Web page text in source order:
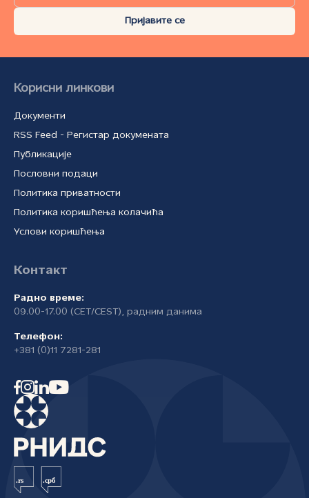
Пријавите се
Корисни линкови
Документи
RSS Feed - Регистар докумената
Публикације
Пословни подаци
Политика приватности
Политика коришћења колачића
Услови коришћења
Контакт
Радно време:
09.00-17.00 (CET/CEST), радним данима
Телефон:
+381 (0)11 7281-281